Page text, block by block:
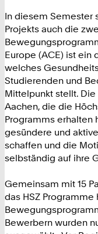
In diesem Semester
Projekts auch die
Europe (ACE) ist ein
welches
Studierenden und
Mittelpunkt stellt.
Aachen, die die
Programms erhalten
gesündere und
schaffen und die
selbständig auf ihre
Gemeinsam mit 15
das HSZ
Bewerbern wurden